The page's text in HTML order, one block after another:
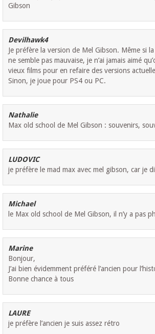
Gibson
Devilhawk4
Je préfère la version de Mel Gibson. Même si
ne semble pas mauvaise, je n’ai jamais aimé
vieux films pour en refaire des versions
Sinon, je joue pour PS4 ou PC.
Nathalie
Max old school de Mel Gibson : souvenirs,
LUDOVIC
je préfère le mad max avec mel gibson, car je
Michael
le Max old school de Mel Gibson, il n’y a pas
Marine
Bonjour,
J’ai bien évidemment préféré l’ancien pour
Bonne chance à tous
LAURE
je préfère l’ancien je suis assez rétro